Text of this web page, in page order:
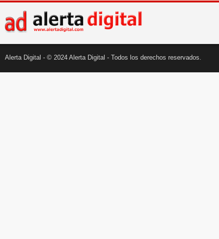
Alerta Digital - © 2024 Alerta Digital - Todos los derechos reservados.